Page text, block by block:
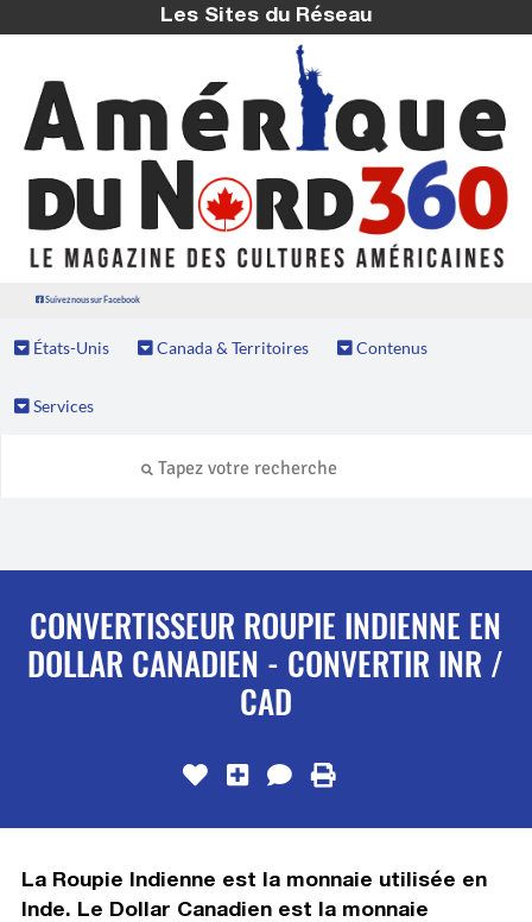
Les Sites du Réseau
Suivez nous sur Facebook
États-Unis Canada & Territoires Contenus
Services
CONVERTISSEUR ROUPIE INDIENNE EN
DOLLAR CANADIEN - CONVERTIR INR /
CAD
La Roupie Indienne est la monnaie utilisée en
Inde. Le Dollar Canadien est la monnaie